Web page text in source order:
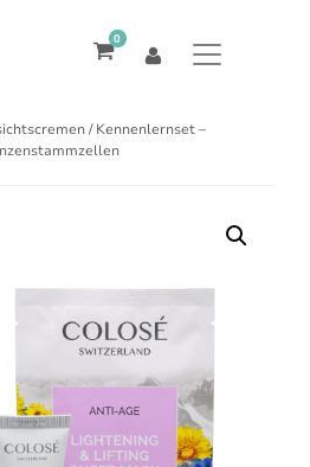
0
/ Kennenlernset –